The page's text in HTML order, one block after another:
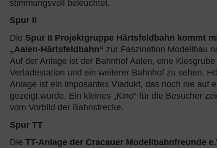
stimmungsvoll beleuchtet.
Spur II
Die Spur II Projektgruppe Härtsfeldbahn kommt
„Aalen-Härtsfeldbahn“ zur Faszination Modellbau
Auf der Anlage ist der Bahnhof Aalen, eine Kiesgrube
Verladestation und ein weiterer Bahnhof zu sehen.
Anlage ist ein imposantes Viadukt, das noch nie auf
gezeigt wurde. Ein kleines „Kino“ für die Besucher
vom Vorbild der Bahnstrecke.
Spur TT
Die TT-Anlage der Cracauer Modellbahnfreunde